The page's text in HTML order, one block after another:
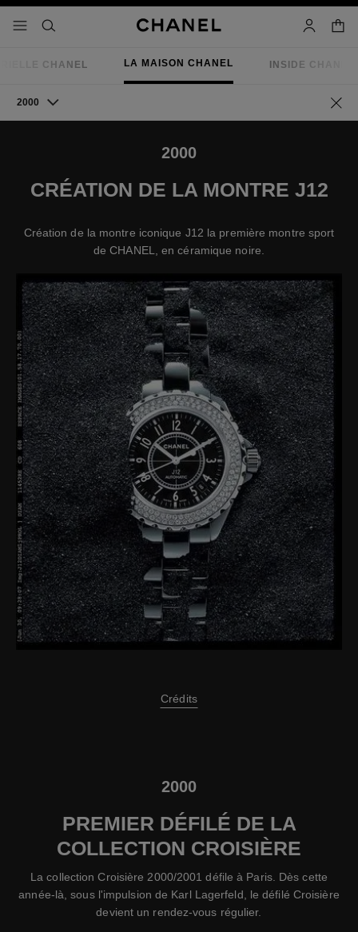
menu principal de navigation
- navigation principale
rechercher mon
panier
CHANEL LA MAISON CHANEL INSIDE CHANEL
2000
2000
CRÉATION DE LA MONTRE J12
Création de la montre iconique J12 la première montre sport
de CHANEL, en céramique noire.
Crédits
2000
PREMIER DÉFILÉ DE LA
COLLECTION CROISIÈRE
La collection Croisière 2000/2001 défile à Paris. Dès cette
année-là, sous l'impulsion de Karl Lagerfeld, le défilé Croisière
devient un rendez-vous régulier.